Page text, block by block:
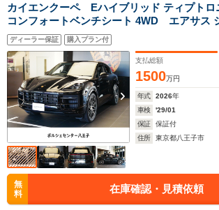
カイエンクーペ Eハイブリッド ティプトロ
コンフォートベンチシート 4WD エアサス
レーション
ディーラー保証 購入プラン付
支払総額
1500万円
年式 2026年
車検
'29/01
保証
保証付
住所
東京都八王子市
無
料
在庫確認・見積依頼